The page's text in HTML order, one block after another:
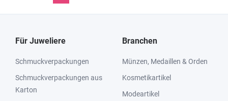
Für Juweliere
Schmuckverpackungen
Schmuckverpackungen aus
Karton
Branchen
Münzen, Medaillen & Orden
Kosmetikartikel
Modeartikel